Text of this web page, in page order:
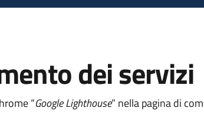
dei servizi
“Google Lighthouse” nella pagina di